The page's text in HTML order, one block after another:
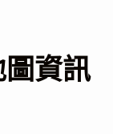
資訊